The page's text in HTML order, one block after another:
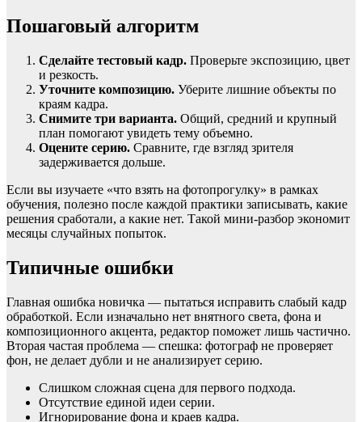
Пошаговый алгоритм
Сделайте тестовый кадр. Проверьте экспозицию, цвет
и резкость.
Уточните композицию. Уберите лишние объекты по
краям кадра.
Снимите три варианта. Общий, средний и крупный
план помогают увидеть тему объемно.
Оцените серию. Сравните, где взгляд зрителя
задерживается дольше.
Если вы изучаете «что взять на фотопрогулку» в рамках
обучения, полезно после каждой практики записывать, какие
решения сработали, а какие нет. Такой мини-разбор экономит
месяцы случайных попыток.
Типичные ошибки
Главная ошибка новичка — пытаться исправить слабый кадр
обработкой. Если изначально нет внятного света, фона и
композиционного акцента, редактор поможет лишь частично.
Вторая частая проблема — спешка: фотограф не проверяет
фон, не делает дубли и не анализирует серию.
Слишком сложная сцена для первого подхода.
Отсутствие единой идеи серии.
Игнорирование фона и краев кадра.